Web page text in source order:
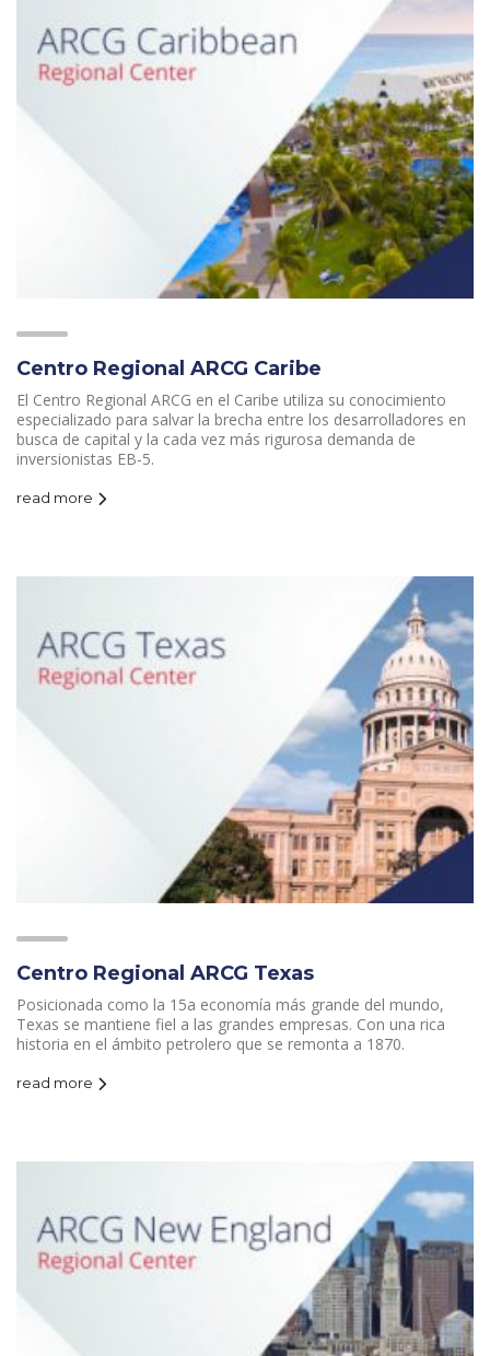
Centro Regional ARCG Caribe
El Centro Regional ARCG en el Caribe utiliza su conocimiento
especializado para salvar la brecha entre los desarrolladores en
busca de capital y la cada vez más rigurosa demanda de
inversionistas EB-5.
read more
Centro Regional ARCG Texas
Posicionada como la 15a economía más grande del mundo,
Texas se mantiene fiel a las grandes empresas. Con una rica
historia en el ámbito petrolero que se remonta a 1870.
read more